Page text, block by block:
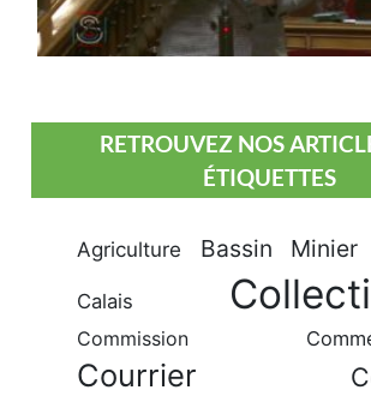
RETROUVEZ NOS
ÉTIQUETTES
Agriculture Bassin Minier
Calais
Commission
Courrier